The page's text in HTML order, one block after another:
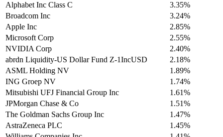
Alphabet Inc Class C
3.35%
Broadcom Inc
3.24%
Apple Inc
2.85%
Microsoft Corp
2.55%
NVIDIA Corp
2.40%
abrdn Liquidity-US Dollar Fund Z-1IncUSD
2.18%
ASML Holding NV
1.89%
ING Groep NV
1.74%
Mitsubishi UFJ Financial Group Inc
1.61%
JPMorgan Chase & Co
1.51%
The Goldman Sachs Group Inc
1.47%
AstraZeneca PLC
1.45%